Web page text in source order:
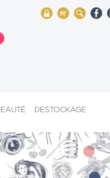
My Account
Mon panier
Rechercher
DESTOCKAGE